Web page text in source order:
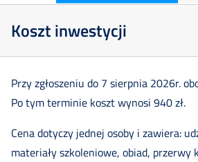
Koszt inwestycji
Przy zgłoszeniu do 7 sierpnia 2026r.
Po tym terminie koszt wynosi 940 zł.
Cena dotyczy jednej osoby i zawiera:
materiały szkoleniowe, obiad,